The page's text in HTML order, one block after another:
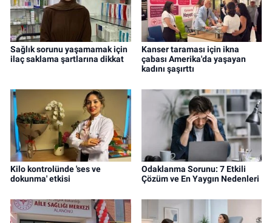
Sağlık sorunu yaşamamak için
ilaç saklama şartlarına dikkat
Kanser taraması için ikna
çabası Amerika'da yaşayan
kadını şaşırttı
Kilo kontrolünde 'ses ve
dokunma' etkisi
Odaklanma Sorunu: 7 Etkili
Çözüm ve En Yaygın Nedenleri